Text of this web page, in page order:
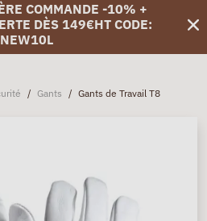
COMMANDE -10% +
DÈS 149€HT CODE:
NEW10L
/ Gants / Gants de Travail T8